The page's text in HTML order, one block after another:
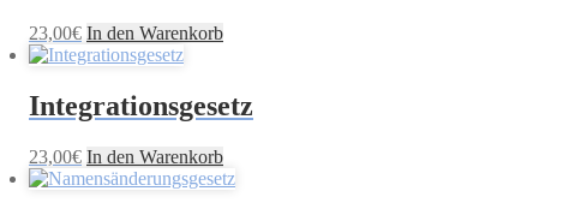
23,00€ In den Warenkorb
Integrationsgesetz
23,00€ In den Warenkorb